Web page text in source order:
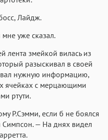
Лайдж.
уже сказал.
змейкой вилась из
разыскивал в своей
нужную информацию,
ячейках с мерцающими
ртути.
Р.Сэмми, если б не боялся
Симпсон. — На днях видел